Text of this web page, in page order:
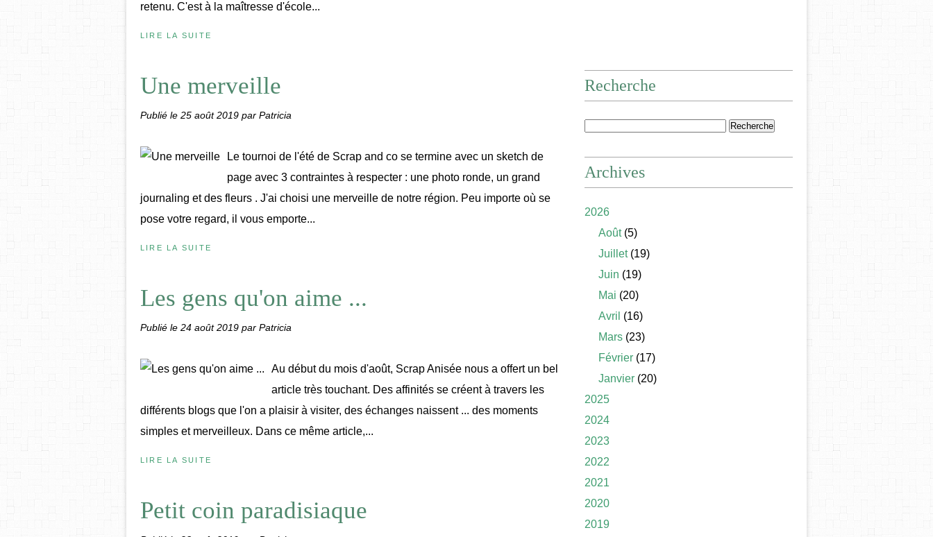
retenu. C'est à la maîtresse d'école...
LIRE LA SUITE
Une merveille
Publié le 25 août 2019 par Patricia
Le tournoi de l'été de Scrap and co se termine avec un sketch de
page avec 3 contraintes à respecter : une photo ronde, un grand
journaling et des fleurs . J'ai choisi une merveille de notre région. Peu importe où se
pose votre regard, il vous emporte...
LIRE LA SUITE
Les gens qu'on aime ...
Publié le 24 août 2019 par Patricia
Au début du mois d'août, Scrap Anisée nous a offert un bel
article très touchant. Des affinités se créent à travers les
différents blogs que l'on a plaisir à visiter, des échanges naissent ... des moments
simples et merveilleux. Dans ce même article,...
LIRE LA SUITE
Petit coin paradisiaque
Recherche
Archives
2026
Août(5)
Juillet(19)
Juin (19)
Mai (20)
Avril (16)
Mars (23)
Février (17)
Janvier (20)
2025
2024
2023
2022
2021
2020
2019